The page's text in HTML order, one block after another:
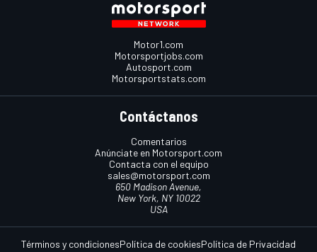
Motor1.com
Motorsportjobs.com
Autosport.com
Motorsportstats.com
Contáctanos
Comentarios
Anúnciate en Motorsport.com
Contacta con el equipo
sales@motorsport.com
650 Madison Avenue,
New York, NY 10022
USA
Términos y condicionesPolítica de cookiesPolítica de Privacidad